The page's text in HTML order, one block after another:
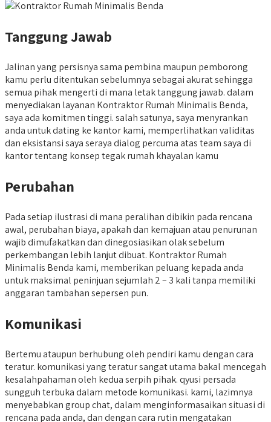
Tanggung Jawab
Jalinan yang persisnya sama pembina maupun pemborong
kamu perlu ditentukan sebelumnya sebagai akurat sehingga
semua pihak mengerti di mana letak tanggung jawab. dalam
menyediakan layanan Kontraktor Rumah Minimalis Benda,
saya ada komitmen tinggi. salah satunya, saya menyrankan
anda untuk dating ke kantor kami, memperlihatkan validitas
dan eksistansi saya seraya dialog percuma atas team saya di
kantor tentang konsep tegak rumah khayalan kamu
Perubahan
Pada setiap ilustrasi di mana peralihan dibikin pada rencana
awal, perubahan biaya, apakah dan kemajuan atau penurunan
wajib dimufakatkan dan dinegosiasikan olak sebelum
perkembangan lebih lanjut dibuat. Kontraktor Rumah
Minimalis Benda kami, memberikan peluang kepada anda
untuk maksimal peninjuan sejumlah 2 – 3 kali tanpa memiliki
anggaran tambahan sepersen pun.
Komunikasi
Bertemu ataupun berhubung oleh pendiri kamu dengan cara
teratur. komunikasi yang teratur sangat utama bakal mencegah
kesalahpahaman oleh kedua serpih pihak. qyusi persada
sungguh terbuka dalam metode komunikasi. kami, lazimnya
menyebabkan group chat, dalam menginformasaikan situasi di
rencana pada anda, dan dengan cara rutin mengatakan